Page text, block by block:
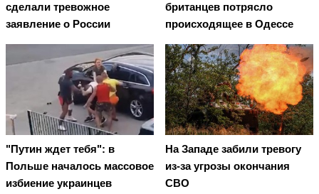
сделали тревожное
заявление о России
британцев потрясло
происходящее в Одессе
"Путин ждет тебя": в
Польше началось массовое
избиение украинцев
На Западе забили тревогу
из-за угрозы окончания
СВО